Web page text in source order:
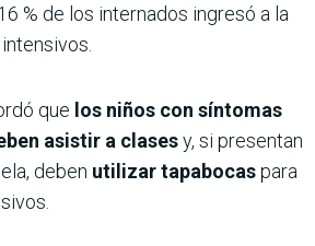
% de los internados ingresó a la
que los niños con síntomas
asistir a clasesy, si presentan
deben utilizar tapabocaspara